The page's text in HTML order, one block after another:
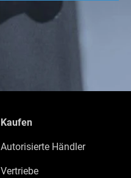
Kaufen
Autorisierte Händler
Vertriebe